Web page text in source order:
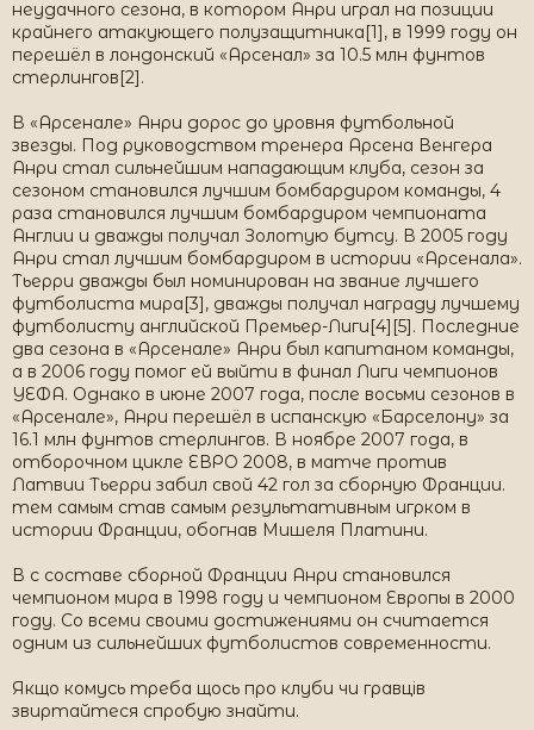
неудачного сезона, в котором Анри играл на позиции
крайнего атакующего полузащитника[1], в 1999 году он
перешёл в лондонский «Арсенал» за 10.5 млн фунтов
стерлингов[2].
В «Арсенале» Анри дорос до уровня футбольной
звезды. Под руководством тренера Арсена Венгера
Анри стал сильнейшим нападающим клуба, сезон за
сезоном становился лучшим бомбардиром команды, 4
раза становился лучшим бомбардиром чемпионата
Англии и дважды получал Золотую бутсу. В 2005 году
Анри стал лучшим бомбардиром в истории «Арсенала».
Тьерри дважды был номинирован на звание лучшего
футболиста мира[3], дважды получал награду лучшему
футболисту английской Премьер-Лиги[4][5]. Последние
два сезона в «Арсенале» Анри был капитаном команды,
а в 2006 году помог ей выйти в финал Лиги чемпионов
УЕФА. Однако в июне 2007 года, после восьми сезонов в
«Арсенале», Анри перешёл в испанскую «Барселону» за
16.1 млн фунтов стерлингов. В ноябре 2007 года, в
отборочном цикле ЕВРО 2008, в матче против
Латвии Тьерри забил свой 42 гол за сборную Франции.
тем самым став самым результативным игрком в
истории Франции, обогнав Мишеля Платини.
В с составе сборной Франции Анри становился
чемпионом мира в 1998 году и чемпионом Европы в 2000
году. Со всеми своими достижениями он считается
одним из сильнейших футболистов современности.
Якщо комусь треба щось про клуби чи гравців
звиртайтеся спробую знайти.